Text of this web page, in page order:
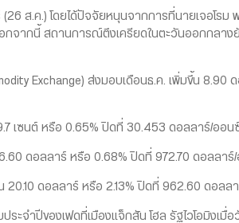
ส.ค.) โดยได้ปัจจัยหนุนจากการที่นายเจอโรม
ากนี้ สถานการณ์ตึงเครียดในตะวันออกกลาง
Exchange) ส่งมอบเดือนธ.ค. เพิ่มขึ้น 8.90
ซนต์ หรือ 0.65% ปิดที่ 30.453 ดอลลาร์/ออน
ดอลลาร์ หรือ 0.68% ปิดที่ 972.70 ดอลลาร์/
ดอลลาร์ หรือ 2.13% ปิดที่ 962.60 ดอลล
ปีของเฟดที่เมืองแจ็กสัน โฮล รัฐไวโอมิงเมื่อ